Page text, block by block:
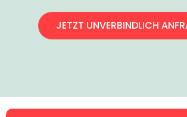
JETZT UNVERBINDLICH